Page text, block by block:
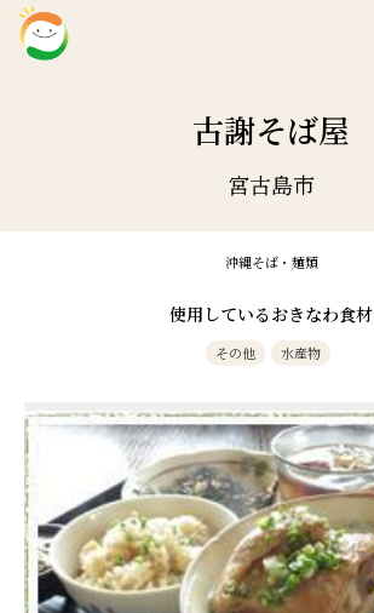
古謝そば屋
宮古島市
沖縄そば・麺類
使用しているおきなわ食材
その他 水産物